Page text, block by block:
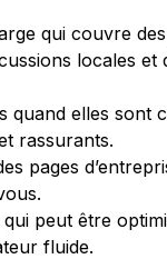
qui couvre
locales et
quand elles sont
rassurants.
pages
peut être
fluide.